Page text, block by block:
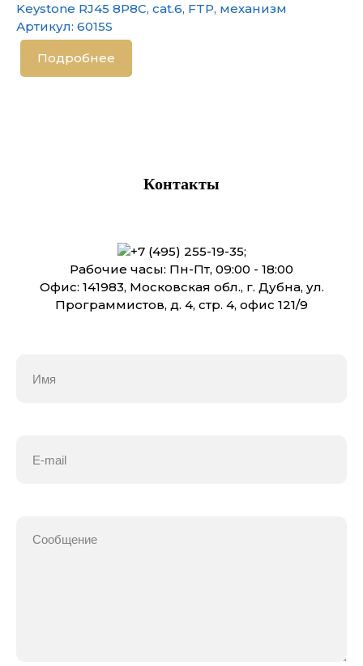
Keystone RJ45 8P8C, cat.6, FTP, механизм
Артикул: 6015S
Подробнее
Контакты
+7 (495) 255-19-35;
Рабочие часы: Пн-Пт, 09:00 - 18:00
Офис: 141983, Московская обл., г. Дубна, ул.
Программистов, д. 4, стр. 4, офис 121/9